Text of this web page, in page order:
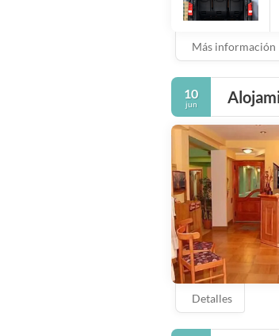
Más información
10
jun
Detalles